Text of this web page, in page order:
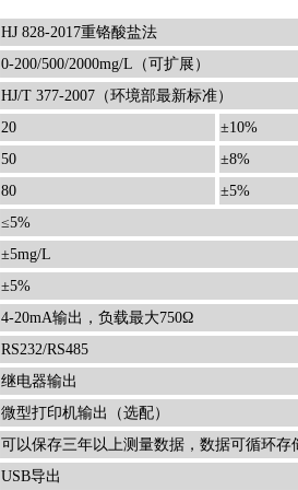
HJ 828-2017重铬酸盐法
0-200/500/2000mg/L（可扩展）
HJ/T 377-2007（环境部最新标准）
20
±10%
50
±8%
80
±5%
≤5%
±5mg/L
±5%
4-20mA输出，负载最大750Ω
RS232/RS485
继电器输出
微型打印机输出（选配）
可以保存三年以上测量数据，数据可循环存
USB导出